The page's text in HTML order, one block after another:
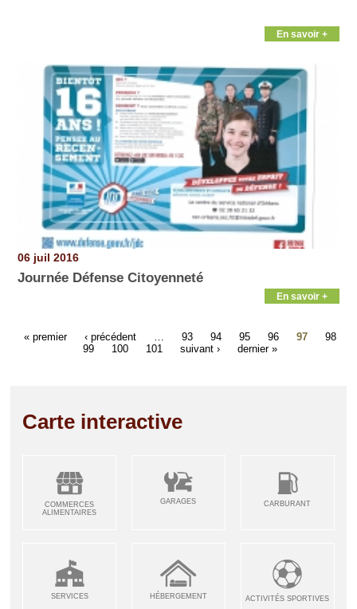
En savoir +
06 juil 2016
Journée Défense Citoyenneté
En savoir +
« premier ‹ précédent 93 94 95 96 97
98
99
100 101 suivant › dernier »
Carte interactive
COMMERCES
ALIMENTAIRES
GARAGES CARBURANT
SERVICES HÉBERGEMENT ACTIVITÉS SPORTIVES